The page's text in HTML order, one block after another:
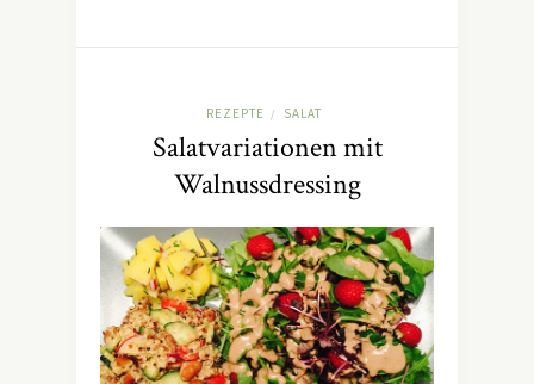
REZEPTE / SALAT
Salatvariationen mit
Walnussdressing